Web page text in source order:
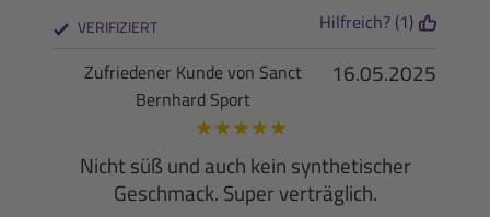
VERIFIZIERT Hilfreich? (1)
16.05.2025
Zufriedener Kunde von Sanct
Bernhard Sport
★★★★★
Nicht süß und auch kein synthetischer
Geschmack. Super verträglich.